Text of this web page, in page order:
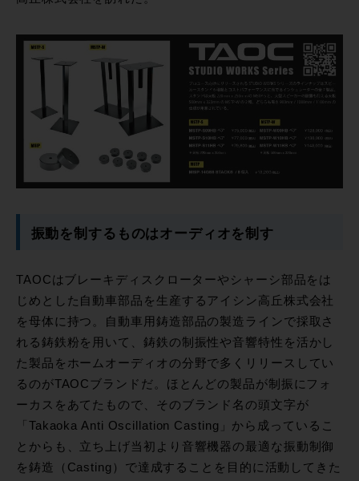
振動を制するものはオーディオを制す
TAOCはブレーキディスクローターやシャーシ部品をは
じめとした自動車部品を生産するアイシン高丘株式会社
を母体に持つ。自動車用鋳造部品の製造ラインで採取さ
れる鋳鉄粉を用いて、鋳鉄の制振性や音響特性を活かし
た製品をホームオーディオの分野で多くリリースしてい
るのがTAOCブランドだ。ほとんどの製品が制振にフォ
ーカスをあてたもので、そのブランド名の頭文字が
「Takaoka Anti Oscillation Casting」から成っているこ
とからも、立ち上げ当初より音響機器の最適な振動制御
を鋳造（Casting）で達成することを目的に活動してきた